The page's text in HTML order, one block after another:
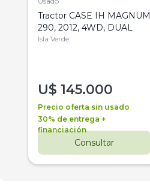
Tractor CASE IH MAGNUM
290, 2012, 4WD, DUAL
Isla Verde
U$ 145.000
Precio oferta sin usado
30% de entrega +
financiación
Consultar